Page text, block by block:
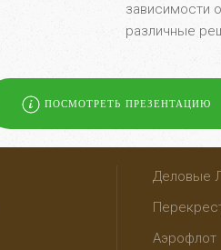
зависимости
различные
ПОСМОТРЕТЬ ПРЕЗЕНТАЦИЮ
Деловые
Аэрофлот